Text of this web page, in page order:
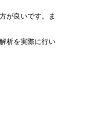
が良いです。ま
析を実際に行い